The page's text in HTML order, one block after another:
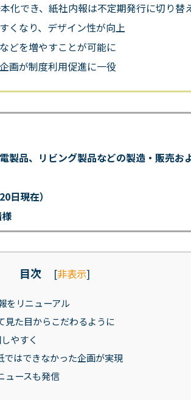
化でき、紙社内報は不定期発行に切り替
くなり、デザイン性が向上
どを増やすことが可能に
画が制度利用促進に一役
製品、リビング製品などの製造・販売お
日現在）
目次 [非表示]
をリニューアル
見た目からこだわるように
やすく
はできなかった企画が実現
ュースも発信